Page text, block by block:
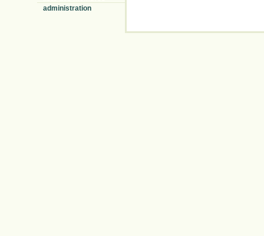
administration